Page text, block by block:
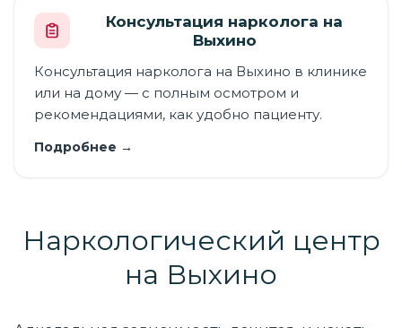
Консультация нарколога на
Выхино
Консультация нарколога на Выхино в клинике
или на дому — с полным осмотром и
рекомендациями, как удобно пациенту.
Подробнее →
Наркологический центр
на Выхино